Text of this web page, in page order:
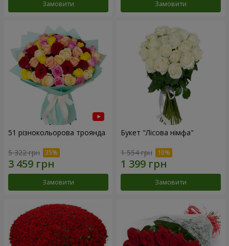
Замовити Замовити
51 різнокольорова троянда
5 322 грн
Замовити
Букет "Лісова німфа"
1 554 грн
Замовити